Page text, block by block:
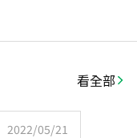
看全部
2022/05/21